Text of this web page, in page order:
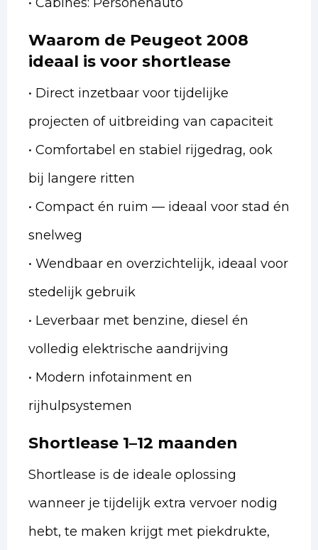
Waarom de Peugeot 2008
ideaal is voor shortlease
• Direct inzetbaar voor tijdelijke
projecten of uitbreiding van capaciteit
• Comfortabel en stabiel rijgedrag, ook
bij langere ritten
• Compact én ruim — ideaal voor stad én
snelweg
• Wendbaar en overzichtelijk, ideaal voor
stedelijk gebruik
• Leverbaar met benzine, diesel én
volledig elektrische aandrijving
• Modern infotainment en
rijhulpsystemen
Shortlease 1–12 maanden
Shortlease is de ideale oplossing
wanneer je tijdelijk extra vervoer nodig
hebt, te maken krijgt met piekdrukte,